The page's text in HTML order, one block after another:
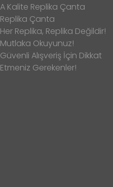
A Kalite Replika Çanta
Replika Çanta
Her Replika, Replika Değildir!
Mutlaka Okuyunuz!
Güvenli Alışveriş İçin Dikkat
Etmeniz Gerekenler!